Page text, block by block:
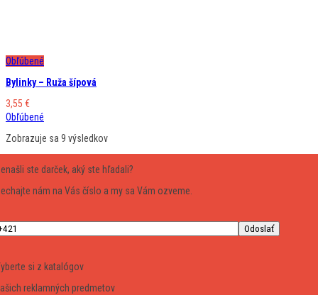
Obľúbené
Bylinky – Ruža šípová
3,55 €
Obľúbené
Zobrazuje sa 9 výsledkov
ste darček, aký ste hľadali?
nám na Vás číslo a my sa Vám ozveme.
si z katalógov
reklamných predmetov